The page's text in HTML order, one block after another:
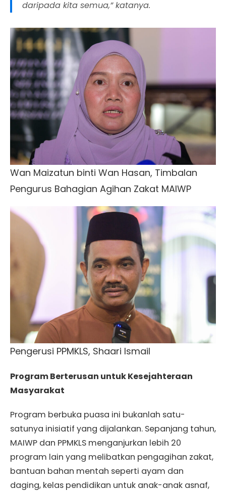
daripada kita semua,” katanya.
Wan Maizatun binti Wan Hasan, Timbalan
Pengurus Bahagian Agihan Zakat MAIWP
Pengerusi PPMKLS, Shaari Ismail
Program Berterusan untuk Kesejahteraan
Masyarakat
Program berbuka puasa ini bukanlah satu-
satunya inisiatif yang dijalankan. Sepanjang tahun,
MAIWP dan PPMKLS menganjurkan lebih 20
program lain yang melibatkan pengagihan zakat,
bantuan bahan mentah seperti ayam dan
daging, kelas pendidikan untuk anak-anak asnaf,